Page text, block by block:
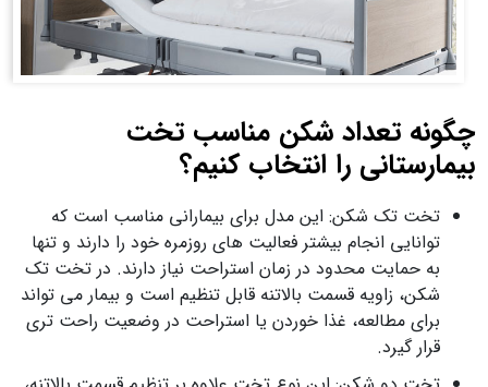
چگونه تعداد شکن مناسب تخت
بیمارستانی را انتخاب کنیم؟
تخت تک شکن: این مدل برای بیمارانی مناسب است که
توانایی انجام بیشتر فعالیت های روزمره خود را دارند و تنها
به حمایت محدود در زمان استراحت نیاز دارند. در تخت تک
شکن، زاویه قسمت بالاتنه قابل تنظیم است و بیمار می تواند
برای مطالعه، غذا خوردن یا استراحت در وضعیت راحت تری
قرار گیرد.